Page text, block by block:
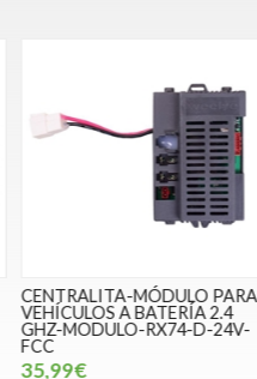
CENTRALITA-MÓDULO PARA
VEHÍCULOS A BATERÍA 2.4
GHZ-MODULO-RX74-D-24V-
FCC
35,99€